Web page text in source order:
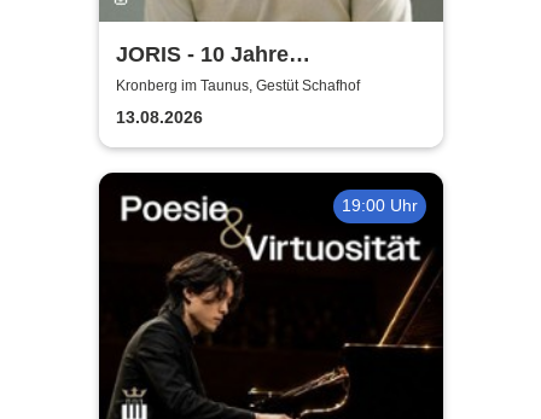
JORIS - 10 Jahre
Hoffnungslos Hoffnungsvoll -
2026
Kronberg im Taunus, Gestüt Schafhof
13.08.2026
19:00 Uhr